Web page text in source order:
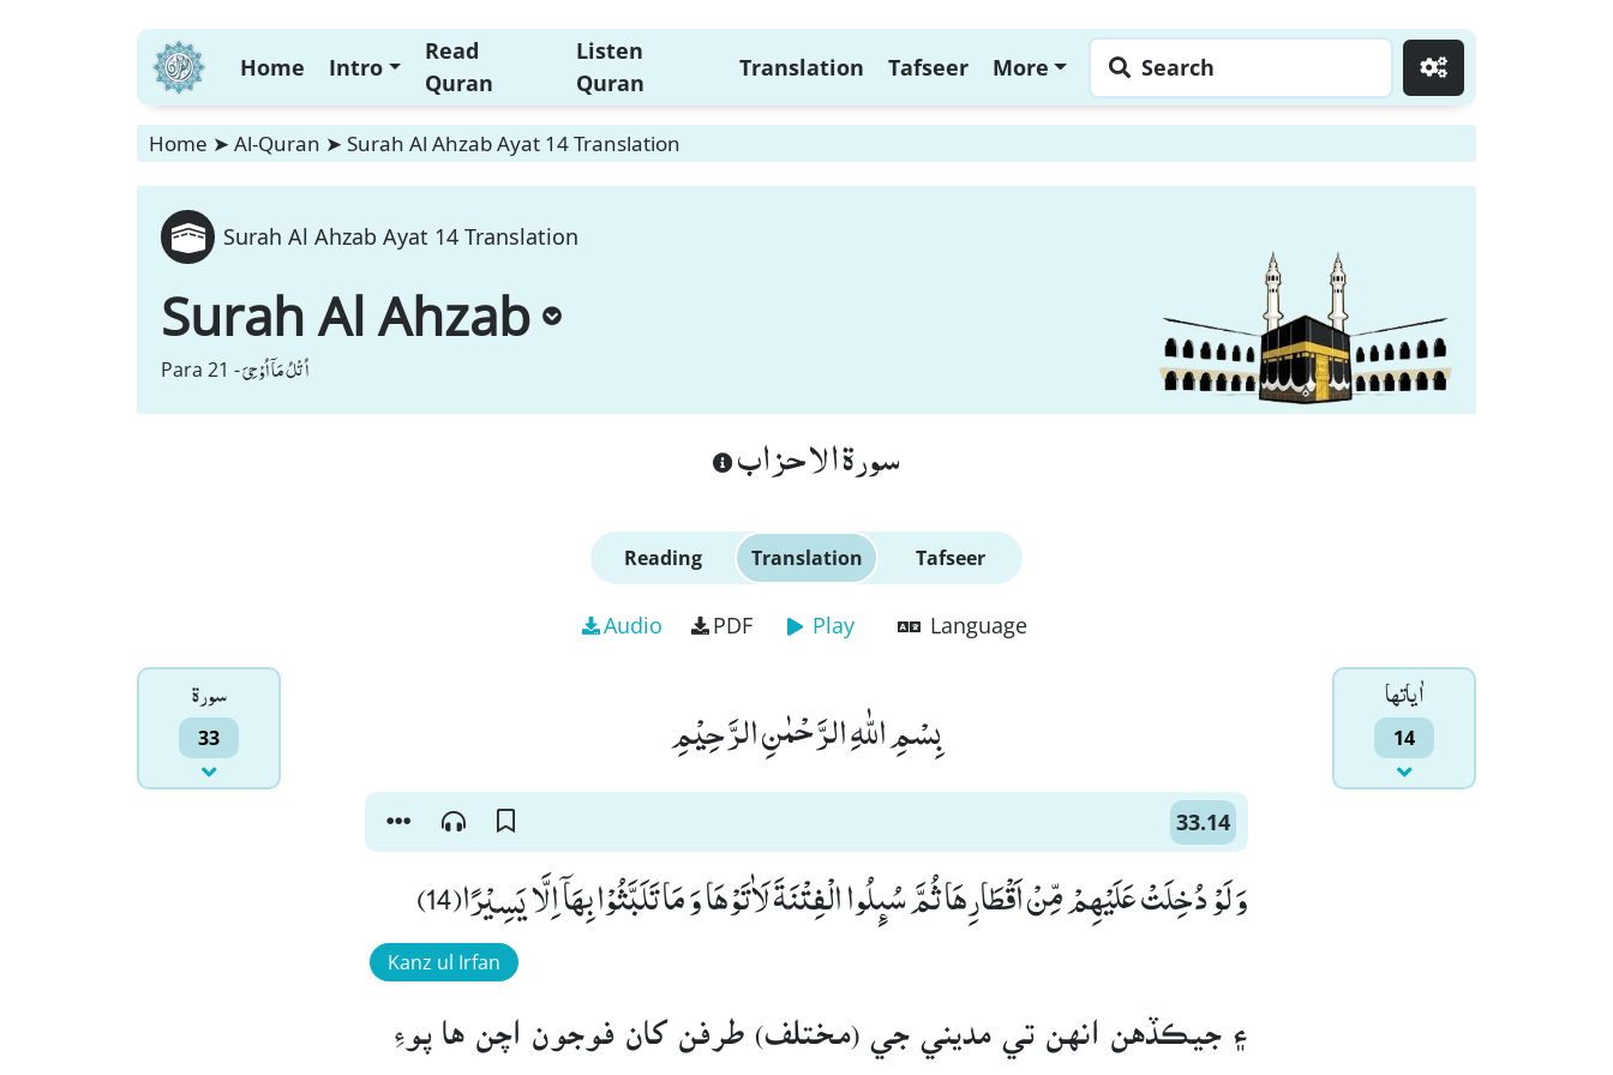
Home Intro
Read
Quran
Listen
Quran
Translation Tafseer More Search
Home ➤ Al-Quran ➤ Surah Al Ahzab Ayat 14 Translation
Surah Al Ahzab Ayat 14 Translation
Surah Al Ahzab
Para 21 -اُتْلُ مَاۤ اُوْحِیَ
سورة الاحزاب
Reading Translation Tafseer
Audio PDF Play Language
سورۃ
33
اٰياتها
14 بِسْمِ اللّٰهِ الرَّحْمٰنِ الرَّحِیْمِ
33.14
وَ لَوْ دُخِلَتْ عَلَیْهِمْ مِّنْ اَقْطَارِهَا ثُمَّ سُىٕلُوا الْفِتْنَةَ لَاٰتَوْهَا وَ مَا تَلَبَّثُوْا بِهَاۤ اِلَّا یَسِیْرًا(14)
Kanz ul Irfan
۽ جيڪڏهن انهن تي مديني جي (مختلف) طرفن کان فوجون اچن ها پوءِ